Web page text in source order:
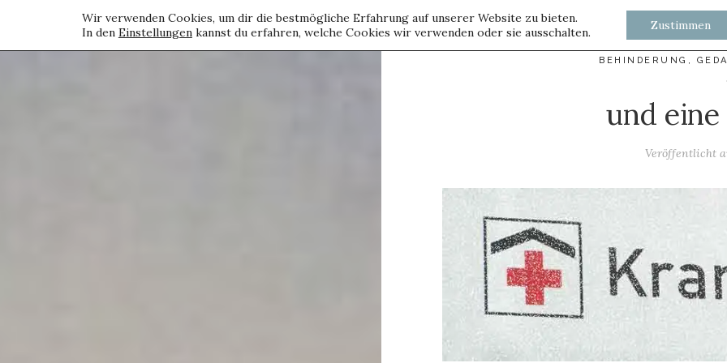
BEHINDERUNG ,
und
Veröffentlicht
Wir verwenden Cookies, um dir die bestmögliche Erfahrung auf unserer Website zu bieten.
In den Einstellungenkannst du erfahren, welche Cookies wir verwenden oder sie ausschalten. Zustimmen